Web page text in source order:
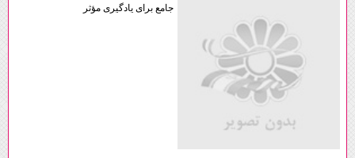
جامع برای یادگیری مؤثر